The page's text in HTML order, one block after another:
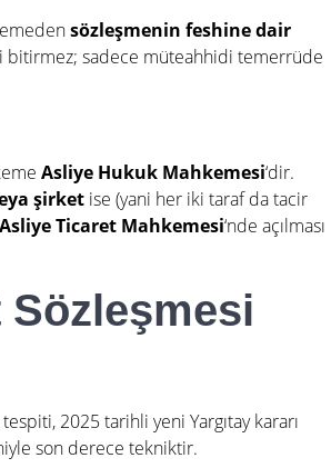
sözleşmenin feshine dair
bitirmez; sadece müteahhidi temerrüde
Asliye Hukuk Mahkemesi‘dir.
şirket ise (yani her iki taraf da tacir
Asliye Ticaret Mahkemesi‘nde açılması
Sözleşmesi
2025 tarihli yeni Yargıtay kararı
son derece tekniktir.